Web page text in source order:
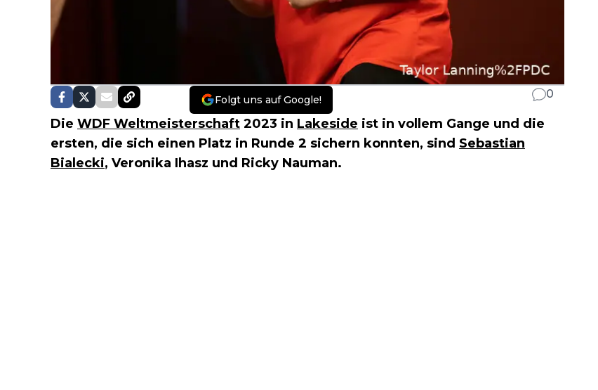
Folgt uns auf Google! 0
Die WDF Weltmeisterschaft 2023 in Lakeside ist in vollem Gange und die
ersten, die sich einen Platz in Runde 2 sichern konnten, sind Sebastian
Bialecki, Veronika Ihasz und Ricky Nauman.